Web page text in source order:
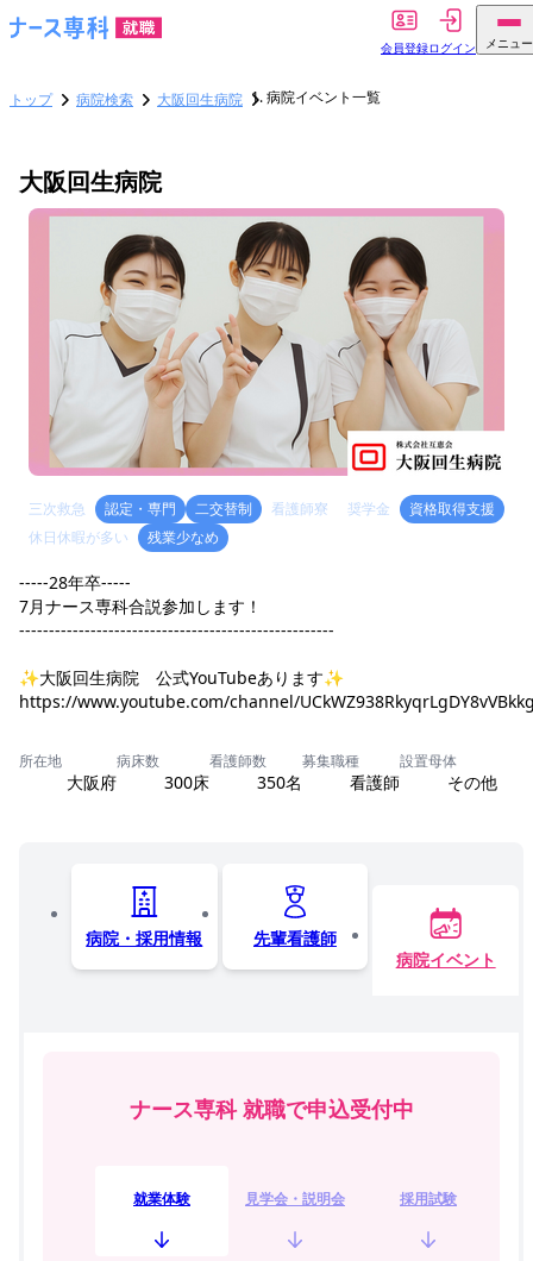
会員登録ログイン メニュー
トップ 病院検索 大阪回生病院 病院イベント一覧
大阪回生病院
三次救急 認定・専門 二交替制 看護師寮 奨学金
資格取得支援
休日休暇が多い
残業少なめ
-----28年卒-----
7月ナース専科合説参加します！
-----------------------------------------------------
✨大阪回生病院 公式YouTubeあります✨
https://www.youtube.com/channel/
所在地
大阪府
病床数
300床
看護師数
350名
募集職種
看護師
設置母体
その他
病院・採用情報
先輩看護師
病院イベント
ナース専科 就職で申込受付中
就業体験 見学会・説明会 採用試験